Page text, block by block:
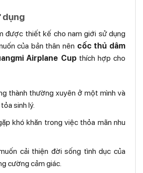
được thiết kế cho nam giới sử dụng
của bản thân nên cốc thủ dâm
Airplane Cupthích hợp cho
thành thường xuyên ở một mình và
sinh lý.
khó khăn trong việc thỏa mãn nhu
cải thiện đời sống tình dục của
cường cảm giác.